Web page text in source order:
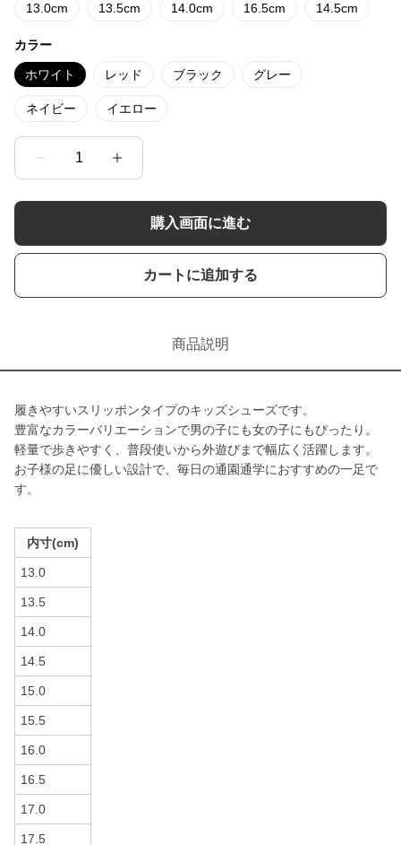
13.0cm 13.5cm 14.0cm 16.5cm 14.5cm
カラー
ホワイト レッド ブラック グレー
ネイビー イエロー
1
購入画面に進む
カートに追加する
商品説明
履きやすいスリッポンタイプのキッズシューズです。
豊富なカラーバリエーションで男の子にも女の子にもぴったり。
軽量で歩きやすく、普段使いから外遊びまで幅広く活躍します。
お子様の足に優しい設計で、毎日の通園通学におすすめの一足で
す。
内寸(cm)
13.0
13.5
14.0
14.5
15.0
15.5
16.0
16.5
17.0
17.5